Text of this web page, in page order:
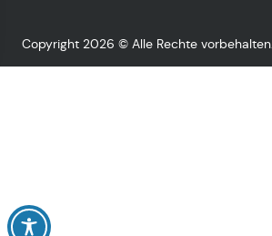
Copyright 2026 © Alle Rechte vorbehalten.